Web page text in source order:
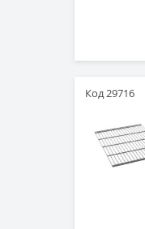
Код 29716